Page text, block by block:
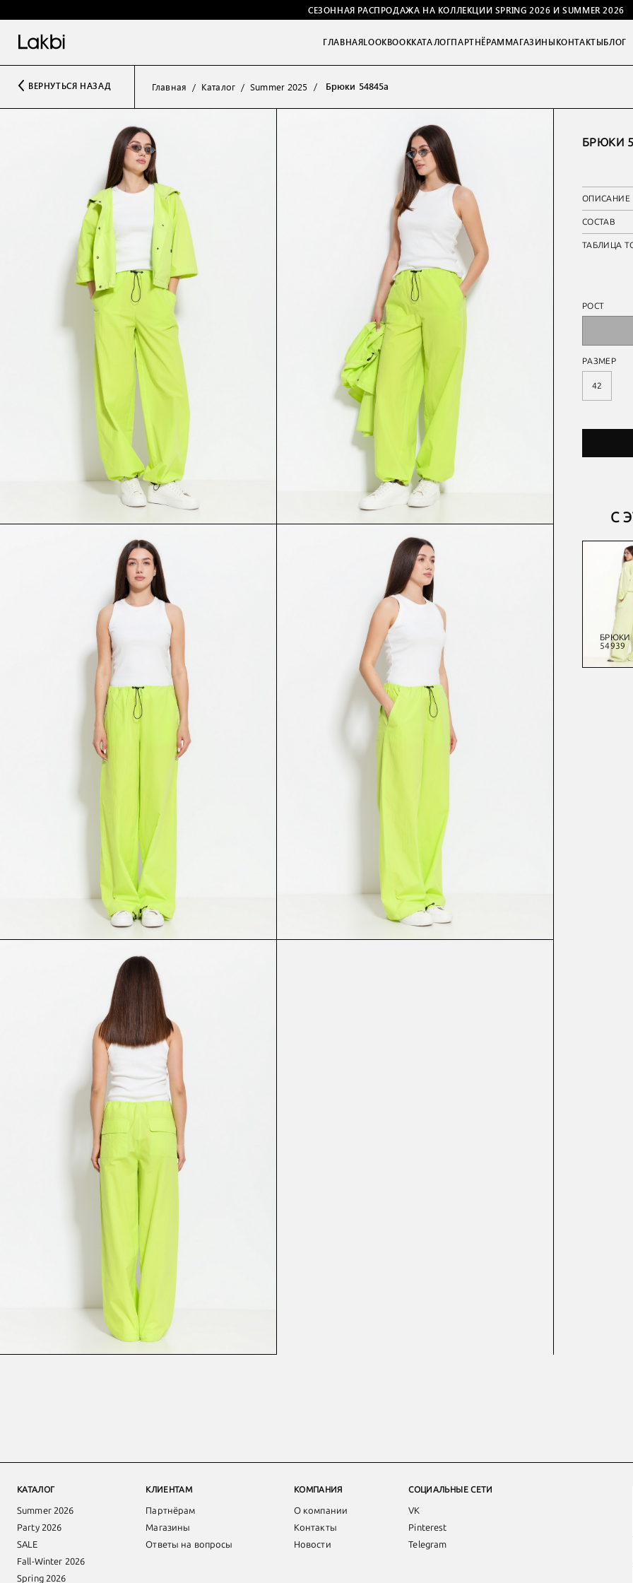
СЕЗОННАЯ РАСПРОДАЖА НА КОЛЛЕКЦИИ SPRING 2026 И SUMMER 2026
ГЛАВНАЯLOOKBOOKКАТАЛОГПАРТНЁРАММАГАЗИНЫКОНТАКТЫБЛОГ
ВЕРНУТЬСЯ НАЗАД Главная Каталог Summer 2025 Брюки 54845а
БРЮКИ
ОПИСАНИЕ
СОСТАВ
ТАБЛИЦА
РОСТ
РАЗМЕР
42
С
БЛУЗА
54941
54665
БРЮКИ
54939
КАТАЛОГ
Summer 2026
Party 2026
SALE
Fall-Winter 2026
Spring 2026
КЛИЕНТАМ
Партнёрам
Магазины
Ответы на вопросы
КОМПАНИЯ
О компании
Контакты
Новости
СОЦИАЛЬНЫЕ СЕТИ
VK
Pinterest
Telegram